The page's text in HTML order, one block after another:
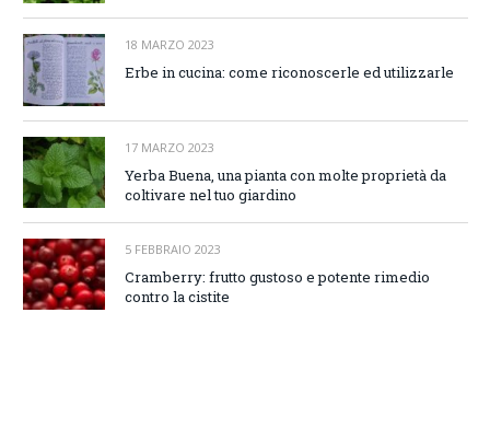
18 MARZO 2023
Erbe in cucina: come riconoscerle ed utilizzarle
17 MARZO 2023
Yerba Buena, una pianta con molte proprietà da
coltivare nel tuo giardino
5 FEBBRAIO 2023
Cramberry: frutto gustoso e potente rimedio
contro la cistite